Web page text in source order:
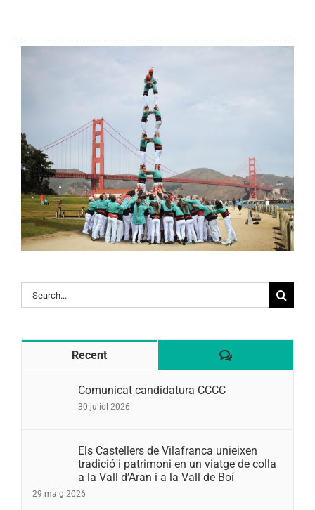
Search
for:
Recent Comentaris
Comunicat candidatura CCCC
30 juliol 2026
Els Castellers de Vilafranca unieixen
tradició i patrimoni en un viatge de colla
a la Vall d’Aran i a la Vall de Boí
29 maig 2026